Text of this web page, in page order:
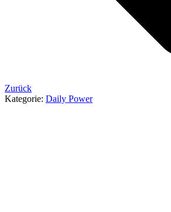
Zurück
Kategorie: Daily Power